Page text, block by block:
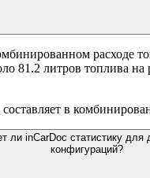
расходе
81.2 литров топлива на
в
ли inCarDoc статистику для
конфигураций?